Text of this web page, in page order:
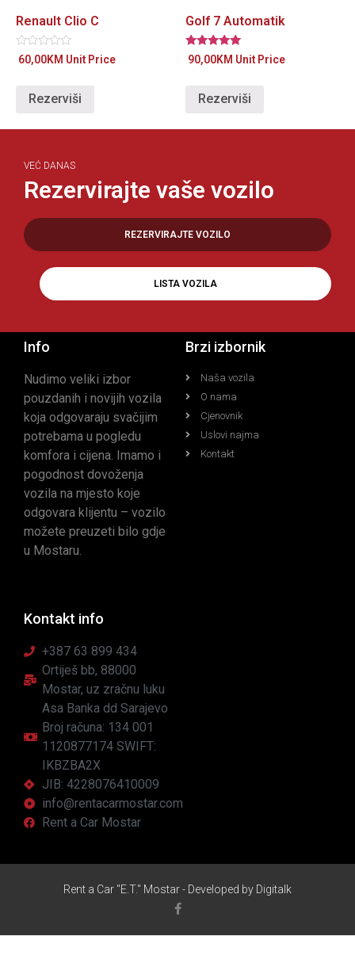
Renault Clio C
Ocjenjeno
0
60,00KM Unit Price
Rezerviši
Golf 7 Automatik
Ocjenjeno
5.00
90,00KM Unit Price
Rezerviši
VEĆ DANAS
Rezervirajte vaše vozilo
REZERVIRAJTE VOZILO
LISTA VOZILA
Info
Nudimo veliki izbor
pouzdanih i novijih vozila
koja odgovaraju svačijim
potrebama u pogledu
komfora i cijena. Imamo i
pogodnost dovoženja
vozila na mjesto koje
odgovara klijentu – vozilo
možete preuzeti bilo gdje
u Mostaru.
Brzi izbornik
Naša vozila
O nama
Cjenovnik
Uslovi najma
Kontakt
Kontakt info
+387 63 899 434
Ortiješ bb, 88000
Mostar, uz zračnu luku
Asa Banka dd Sarajevo
Broj računa: 134 001
1120877174 SWIFT:
IKBZBA2X
JIB: 4228076410009
info@rentacarmostar.com
Rent a Car Mostar
Rent a Car "E.T." Mostar - Developed by Digitalk